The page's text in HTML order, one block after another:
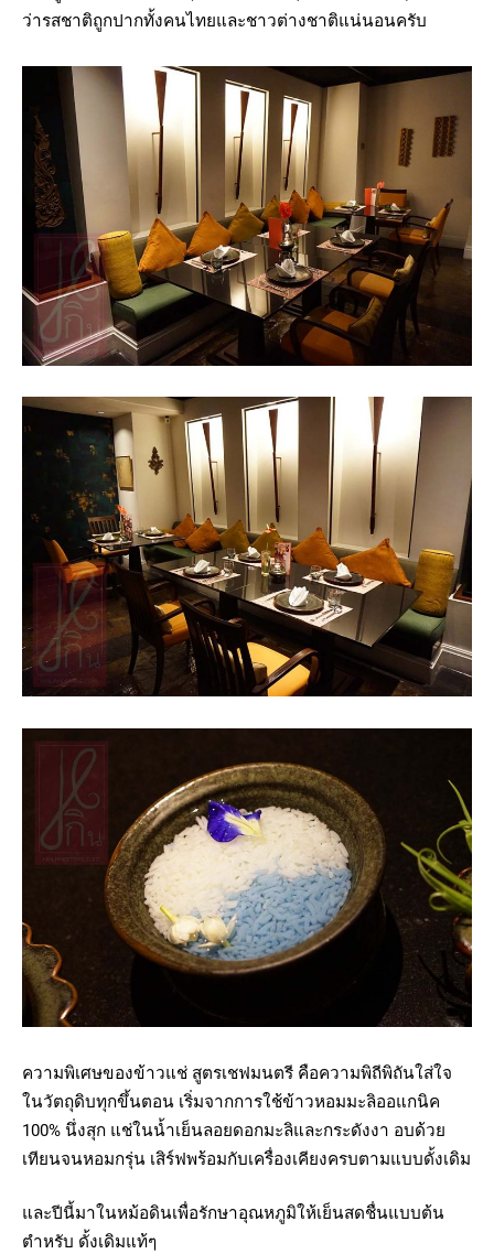
ว่ารสชาติถูกปากทั้งคนไทยและชาวต่างชาติแน่นอนครับ
ความพิเศษของข้าวแช่ สูตรเชฟมนตรี คือความพิถีพิถันใส่ใจ
ในวัตถุดิบทุกขึ้นตอน เริ่มจากการใช้ข้าวหอมมะลิออแกนิค
100% นึ่งสุก แช่ในน้ำเย็นลอยดอกมะลิและกระดังงา อบด้วย
เทียนจนหอมกรุ่น เสิร์ฟพร้อมกับเครื่องเคียงครบตามแบบดั้งเดิม
และปีนี้มาในหม้อดินเพื่อรักษาอุณหภูมิให้เย็นสดชื่นแบบต้น
ตำหรับ ดั้งเดิมแท้ๆ